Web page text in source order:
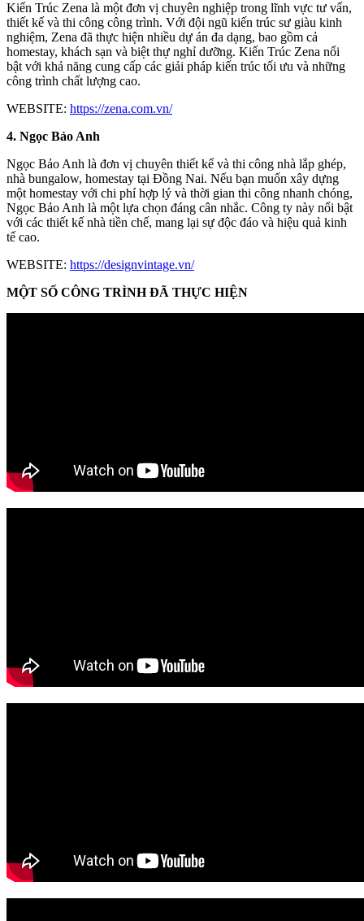
Kiến Trúc Zena là một đơn vị chuyên nghiệp trong lĩnh vực tư vấn,
thiết kế và thi công công trình. Với đội ngũ kiến trúc sư giàu kinh
nghiệm, Zena đã thực hiện nhiều dự án đa dạng, bao gồm cả
homestay, khách sạn và biệt thự nghỉ dưỡng. Kiến Trúc Zena nổi
bật với khả năng cung cấp các giải pháp kiến trúc tối ưu và những
công trình chất lượng cao.
WEBSITE: https://zena.com.vn/
4. Ngọc Bảo Anh
Ngọc Bảo Anh là đơn vị chuyên thiết kế và thi công nhà lắp ghép,
nhà bungalow, homestay tại Đồng Nai. Nếu bạn muốn xây dựng
một homestay với chi phí hợp lý và thời gian thi công nhanh chóng,
Ngọc Bảo Anh là một lựa chọn đáng cân nhắc. Công ty này nổi bật
với các thiết kế nhà tiền chế, mang lại sự độc đáo và hiệu quả kinh
tế cao.
WEBSITE: https://designvintage.vn/
MỘT SỐ CÔNG TRÌNH ĐÃ THỰC HIỆN